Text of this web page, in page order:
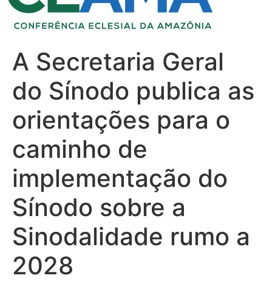
A Secretaria Geral
do Sínodo publica as
orientações para o
caminho de
implementação do
Sínodo sobre a
Sinodalidade rumo a
2028